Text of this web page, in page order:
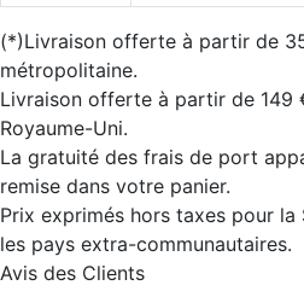
(*)Livraison offerte à partir de
métropolitaine.
Livraison offerte à partir de 149
Royaume-Uni.
La gratuité des frais de port
remise dans votre panier.
Prix exprimés hors taxes pour la
les pays extra-communautaires.
Avis des Clients